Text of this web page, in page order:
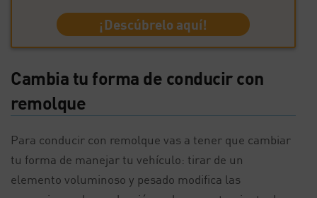
¡Descúbrelo aquí!
Cambia tu forma de conducir con
remolque
Para conducir con remolque vas a tener que cambiar
tu forma de manejar tu vehículo: tirar de un
elemento voluminoso y pesado modifica las